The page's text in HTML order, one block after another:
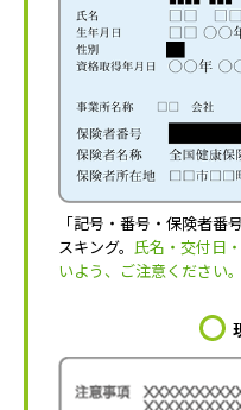
「記号・番号・保険者番
スキング。 氏名・交付日
いよう、ご注意ください。